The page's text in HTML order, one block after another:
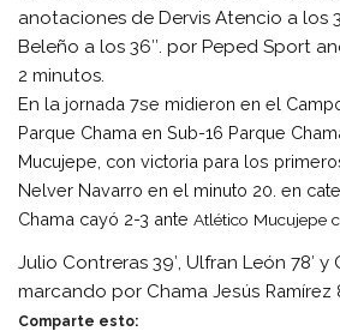
anotaciones de Dervis Atencio a los
Beleño a los 36″. por Peped Sport
2 minutos.
En la jornada 7se midieron en el
Parque Chama enSub-16 Parque
Mucujepe, con victoria para los
Nelver Navarro en el minuto 20. en
Chama cayó 2-3 anteAtlético Mucujepe
Julio Contreras 39′, Ulfran León 78′ y
marcando por ChamaJesús Ramírez
Comparte esto: